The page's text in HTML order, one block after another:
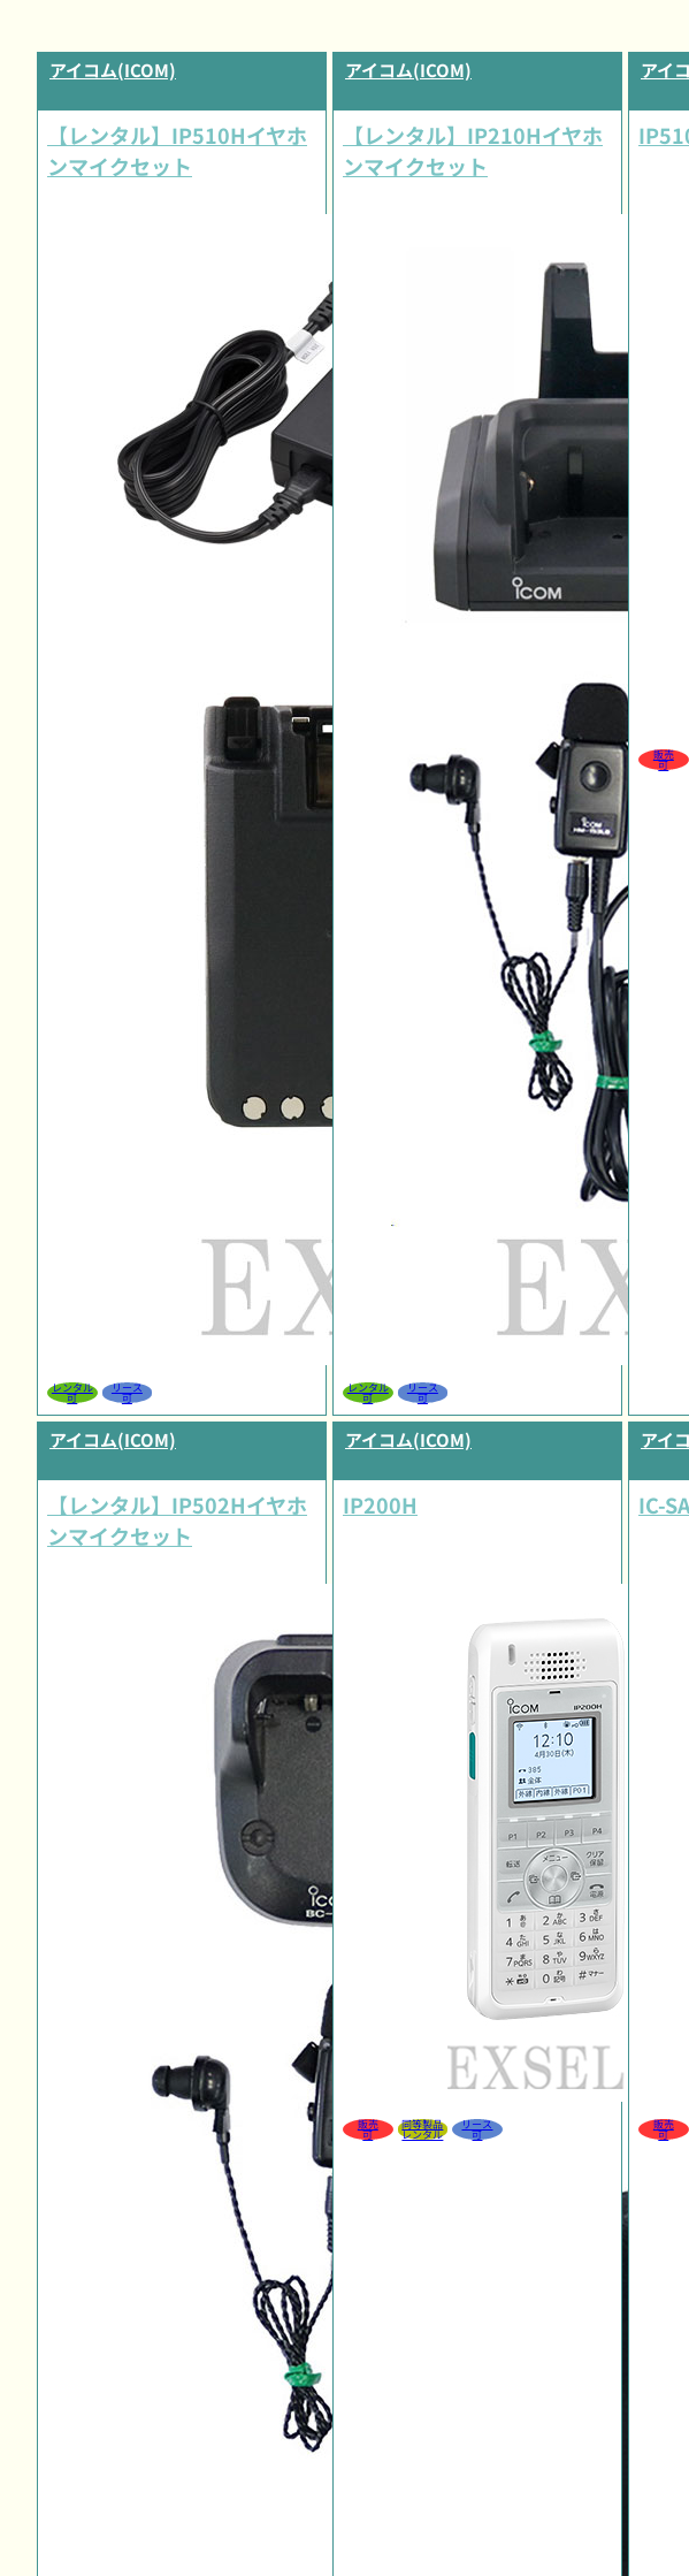
アイコム(ICOM)
【レンタル】IP510Hイヤホ
ンマイクセット
レンタル
可
リース
可
アイコム(ICOM)
【レンタル】IP210Hイヤホ
ンマイクセット
レンタル
可
リース
可
アイ
販売
可
アイコム(ICOM)
【レンタル】IP502Hイヤホ
ンマイクセット
アイコム(ICOM)
IP200H
販売
可
同等製品
レンタル
リース
可
アイ
IC-
販売
可